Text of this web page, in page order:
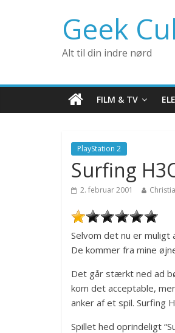
Geek
Alt til din indre nørd
FILM & TV
PlayStation 2
Surfing
2. februar 2001
Selvom det nu er
De kommer fra mine
Det går stærkt ned ad
kom det acceptable,
anker af et spil. Surfing
Spillet hed oprindeligt